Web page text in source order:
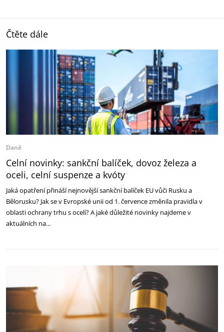
Čtěte dále
Daně
Celní novinky: sankční balíček, dovoz železa a
oceli, celní suspenze a kvóty
Jaká opatření přináší nejnovější sankční balíček EU vůči Rusku a
Bělorusku? Jak se v Evropské unii od 1. července změnila pravidla v
oblasti ochrany trhu s ocelí? A jaké důležité novinky najdeme v
aktuálních na…